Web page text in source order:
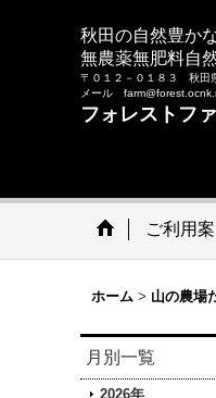
秋田の自然豊か
無農薬無肥料自
〒０１２－０１８３ 秋田
メール
フォレストフ
ご利用
ホーム > 山の農場
月別一覧
2026年